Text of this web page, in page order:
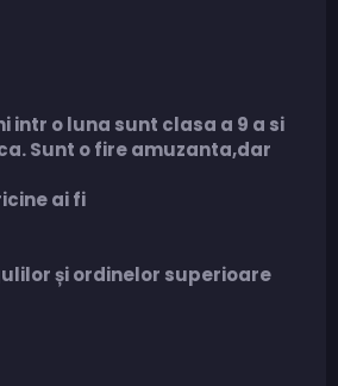
intr o luna sunt clasa a 9 a si
Sunt o fire amuzanta,dar
ai fi
și ordinelor superioare